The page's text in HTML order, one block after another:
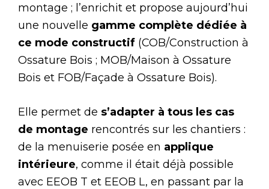
montage ; l’enrichit et propose aujourd’hui
une nouvelle gamme complète dédiée à
ce mode constructif (COB/Construction à
Ossature Bois ; MOB/Maison à Ossature
Bois et FOB/Façade à Ossature Bois).
Elle permet de s’adapter à tous les cas
de montage rencontrés sur les chantiers :
de la menuiserie posée en applique
intérieure, comme il était déjà possible
avec EEOB T et EEOB L, en passant par la